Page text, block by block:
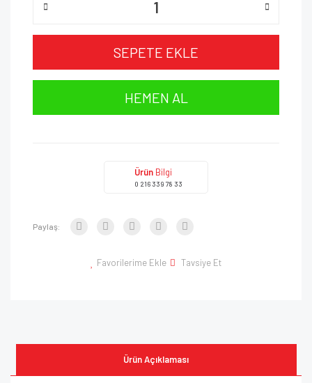
SEPETE EKLE
HEMEN AL
Ürün Bilgi
0 216 339 78 33
Paylaş:
Favorilerime Ekle Tavsiye Et
Ürün Açıklaması